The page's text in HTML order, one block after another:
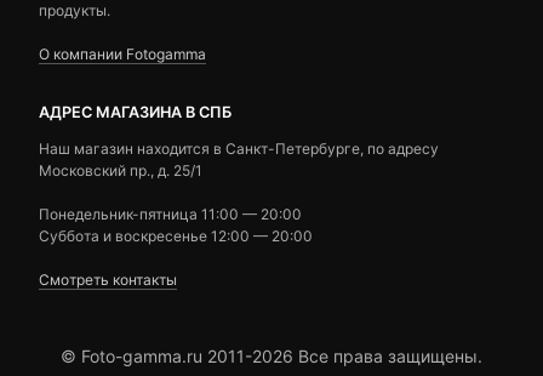
продукты.
О компании Fotogamma
АДРЕС МАГАЗИНА В СПБ
Наш магазин находится в Санкт-Петербурге, по адресу
Московский пр., д. 25/1
Понедельник-пятница 11:00 — 20:00
Суббота и воскресенье 12:00 — 20:00
Смотреть контакты
© Foto-gamma.ru 2011-2026 Все права защищены.